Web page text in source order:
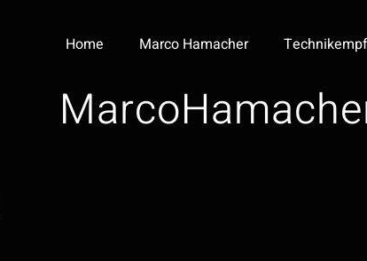
Home Marco Hamacher